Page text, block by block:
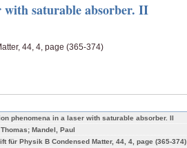
with saturable absorber. II
44, 4, page (365-374)
phenomena in a laser with saturable absorber. II
Mandel, Paul
für Physik B Condensed Matter, 44, 4, page (365-374)